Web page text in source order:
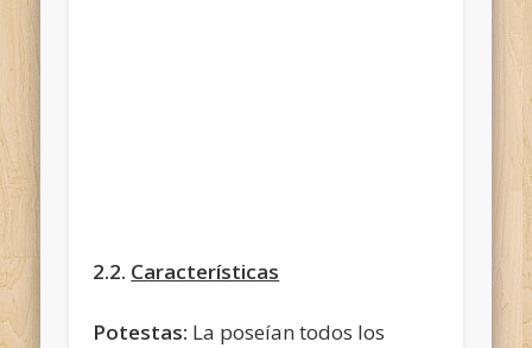
2.2. Características
Potestas: La poseían todos los